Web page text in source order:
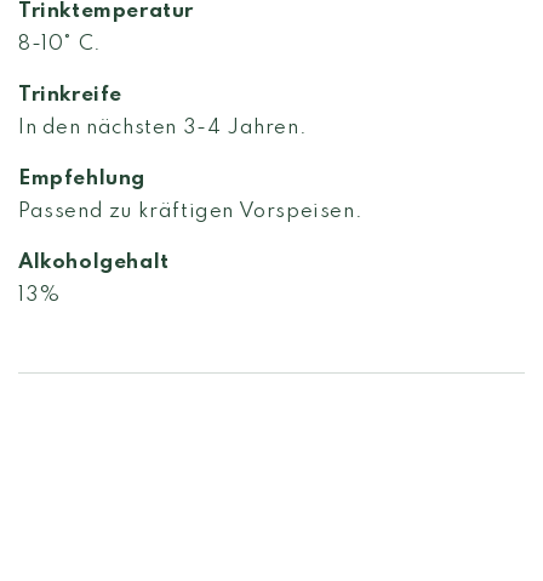
Trinktemperatur
8-10° C.
Trinkreife
In den nächsten 3-4 Jahren.
Empfehlung
Passend zu kräftigen Vorspeisen.
Alkoholgehalt
13%